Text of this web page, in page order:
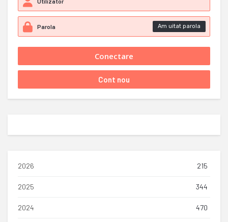
Am uitat parola
2026 215
2025 344
2024 470